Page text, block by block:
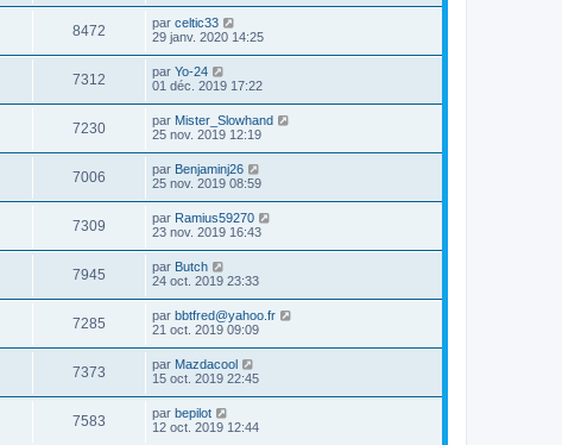
8472 par celtic33
29 janv. 2020 14:25
7312 par Yo-24
01 déc. 2019 17:22
7230 par Mister_Slowhand
25 nov. 2019 12:19
7006 par Benjaminj26
25 nov. 2019 08:59
7309 par Ramius59270
23 nov. 2019 16:43
7945 par Butch
24 oct. 2019 23:33
7285 par bbtfred@yahoo.fr
21 oct. 2019 09:09
7373 par Mazdacool
15 oct. 2019 22:45
7583 par bepilot
12 oct. 2019 12:44